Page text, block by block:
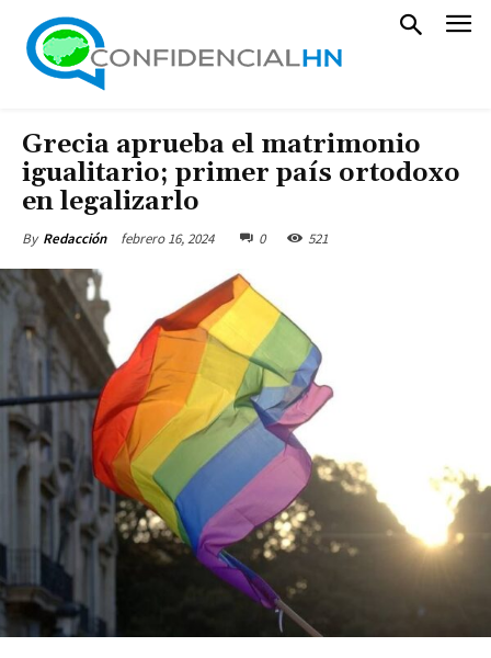
Grecia aprueba el matrimonio
igualitario; primer país ortodoxo
en legalizarlo
By Redacción febrero 16, 2024 0 521